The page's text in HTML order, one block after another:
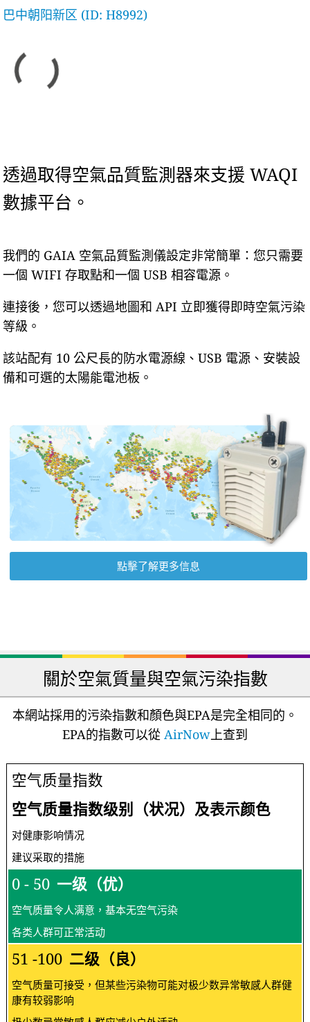
巴中朝阳新区 (ID: H8992)
透過取得空氣品質監測器來支援 WAQI
數據平台。
我們的 GAIA 空氣品質監測儀設定非常簡單：您只需要
一個 WIFI 存取點和一個 USB 相容電源。
連接後，您可以透過地圖和 API 立即獲得即時空氣污染
等級。
該站配有 10 公尺長的防水電源線、USB 電源、安裝設
備和可選的太陽能電池板。
點擊了解更多信息
關於空氣質量與空氣污染指數
本網站採用的污染指數和顏色與EPA是完全相同的。
EPA的指數可以從 AirNow上查到
空气质量指数
空气质量指数级别（状况）及表示颜色
对健康影响情况
建议采取的措施
0 - 50 一级（优）
空气质量令人满意，基本无空气污染
各类人群可正常活动
51 -100 二级（良）
空气质量可接受，但某些污染物可能对极少数异常敏感人群健
康有较弱影响